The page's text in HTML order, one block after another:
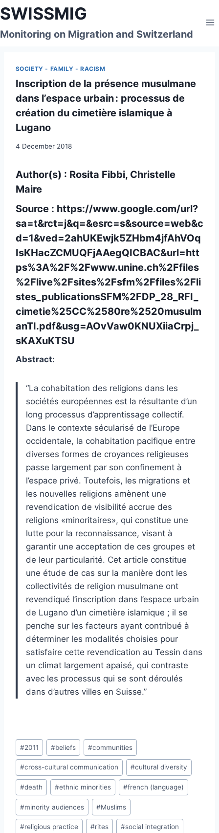
Skip
to
content
SWISSMIG
Monitoring on Migration and Switzerland
SOCIETY - FAMILY - RACISM
Inscription de la présence musulmane
dans l’espace urbain : processus de
création du cimetière islamique à
Lugano
4 December 2018
Author(s) : Rosita Fibbi, Christelle
Maire
Source : https://www.google.com/url?
sa=t&rct=j&q=&esrc=s&source=web&c
d=1&ved=2ahUKEwjk5ZHbm4jfAhVOq
IsKHacZCMUQFjAAegQICBAC&url=htt
ps%3A%2F%2Fwww.unine.ch%2Ffiles
%2Flive%2Fsites%2Fsfm%2Ffiles%2Fli
stes_publicationsSFM%2FDP_28_RFI_
cimetie%25CC%2580re%2520musulm
anTI.pdf&usg=AOvVaw0KNUXiiaCrpj_
sKAXuKTSU
Abstract:
“La cohabitation des religions dans les
sociétés européennes est la résultante d’un
long processus d’apprentissage collectif.
Dans le contexte sécularisé de l’Europe
occidentale, la cohabitation pacifique entre
diverses formes de croyances religieuses
passe largement par son confinement à
l’espace privé. Toutefois, les migrations et
les nouvelles religions amènent une
revendication de visibilité accrue des
religions «minoritaires», qui constitue une
lutte pour la reconnaissance, visant à
garantir une acceptation de ces groupes et
de leur particularité. Cet article constitue
une étude de cas sur la manière dont les
collectivités de religion musulmane ont
revendiqué l’inscription dans l’espace urbain
de Lugano d’un cimetière islamique ; il se
penche sur les facteurs ayant contribué à
déterminer les modalités choisies pour
satisfaire cette revendication au Tessin dans
un climat largement apaisé, qui contraste
avec les processus qui se sont déroulés
dans d’autres villes en Suisse.”
Post
Tags:
#2011 #beliefs #communities
#cross-cultural communication #cultural diversity
#death #ethnic minorities #french (language)
#minority audiences #Muslims
#religious practice #rites #social integration